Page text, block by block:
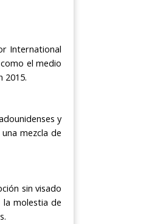
International
el medio
2015.
y
mezcla de
sin visado
la molestia de